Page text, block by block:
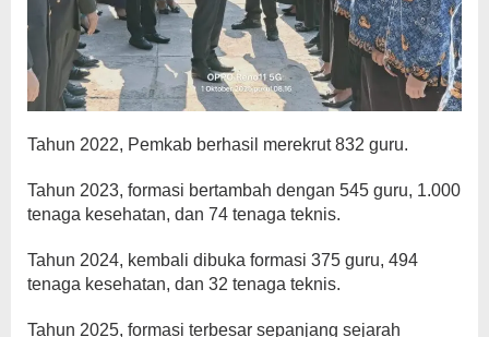
Tahun 2022, Pemkab berhasil merekrut 832 guru.
Tahun 2023, formasi bertambah dengan 545 guru, 1.000
tenaga kesehatan, dan 74 tenaga teknis.
Tahun 2024, kembali dibuka formasi 375 guru, 494
tenaga kesehatan, dan 32 tenaga teknis.
Tahun 2025, formasi terbesar sepanjang sejarah